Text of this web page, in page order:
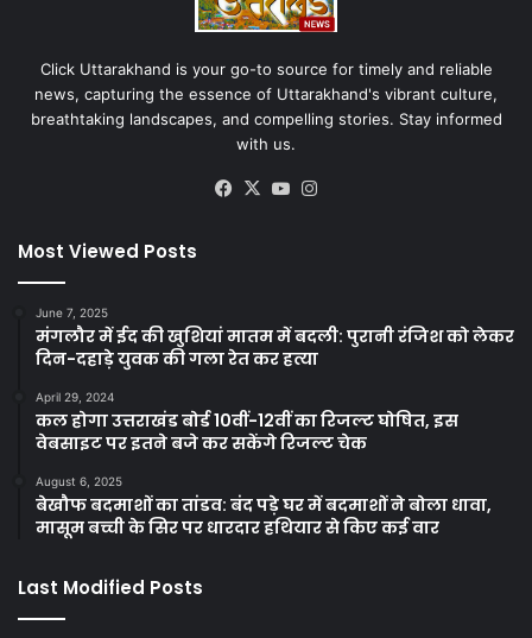
Click Uttarakhand is your go-to source for timely and reliable
news, capturing the essence of Uttarakhand's vibrant culture,
breathtaking landscapes, and compelling stories. Stay informed
with us.
Facebook
X YouTube
Most Viewed Posts
June 7, 2025
मंगलौर में ईद की खुशियां मातम में बदली: पुरानी रंजिश को लेकर
दिन-दहाड़े युवक की गला रेत कर हत्या
April 29, 2024
कल होगा उत्तराखंड बोर्ड 10वीं-12वीं का रिजल्ट घोषित, इस
वेबसाइट पर इतने बजे कर सकेंगे रिजल्ट चेक
August 6, 2025
बेखौफ बदमाशों का तांडव: बंद पड़े घर में बदमाशों ने बोला धावा,
मासूम बच्ची के सिर पर धारदार हथियार से किए कई वार
Last Modified Posts